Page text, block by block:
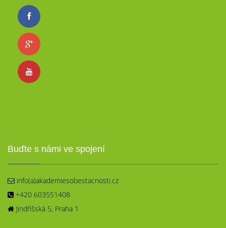
Buďte s námi ve spojení
info(a)akademiesobestacnosti.cz
+420 603551408
Jindřišská 5, Praha 1